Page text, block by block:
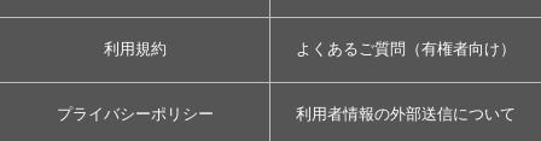
利用規約 よくあるご質問（有権者向け）
プライバシーポリシー 利用者情報の外部送信について